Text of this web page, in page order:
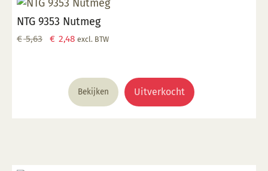
NTG 9353 Nutmeg
€5,63
Oorspronkelijke
€ 5,63.
€ 2,48Huidige
€ 2,48.
excl. BTW
Bekijken Uitverkocht